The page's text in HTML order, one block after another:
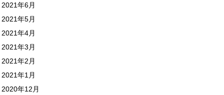
2021年6月
2021年5月
2021年4月
2021年3月
2021年2月
2021年1月
2020年12月